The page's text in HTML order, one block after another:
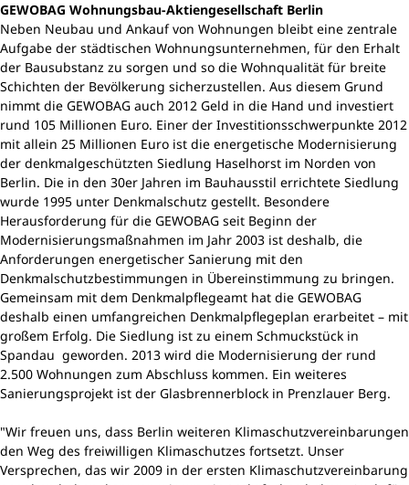
GEWOBAG Wohnungsbau-Aktiengesellschaft Berlin
Neben Neubau und Ankauf von Wohnungen bleibt eine zentrale
Aufgabe der städtischen Wohnungsunternehmen, für den Erhalt
der Bausubstanz zu sorgen und so die Wohnqualität für breite
Schichten der Bevölkerung sicherzustellen. Aus diesem Grund
nimmt die GEWOBAG auch 2012 Geld in die Hand und investiert
rund 105 Millionen Euro. Einer der Investitionsschwerpunkte 2012
mit allein 25 Millionen Euro ist die energetische Modernisierung
der denkmalgeschützten Siedlung Haselhorst im Norden von
Berlin. Die in den 30er Jahren im Bauhausstil errichtete Siedlung
wurde 1995 unter Denkmalschutz gestellt. Besondere
Herausforderung für die GEWOBAG seit Beginn der
Modernisierungsmaßnahmen im Jahr 2003 ist deshalb, die
Anforderungen energetischer Sanierung mit den
Denkmalschutzbestimmungen in Übereinstimmung zu bringen.
Gemeinsam mit dem Denkmalpflegeamt hat die GEWOBAG
deshalb einen umfangreichen Denkmalpflegeplan erarbeitet – mit
großem Erfolg. Die Siedlung ist zu einem Schmuckstück in
Spandau geworden. 2013 wird die Modernisierung der rund
2.500 Wohnungen zum Abschluss kommen. Ein weiteres
Sanierungsprojekt ist der Glasbrennerblock in Prenzlauer Berg.
"Wir freuen uns, dass Berlin weiteren Klimaschutzvereinbarungen
den Weg des freiwilligen Klimaschutzes fortsetzt. Unser
Versprechen, das wir 2009 in der ersten Klimaschutzvereinbarung